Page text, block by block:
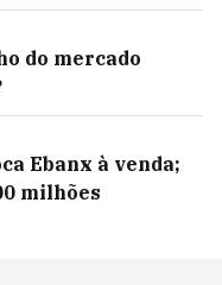
do mercado
Ebanx à venda;
milhões